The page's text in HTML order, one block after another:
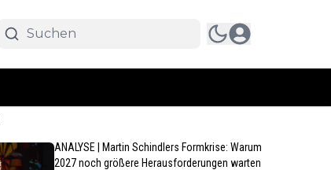
ANALYSE | Martin Schindlers Formkrise: Warum
2027 noch größere Herausforderungen warten